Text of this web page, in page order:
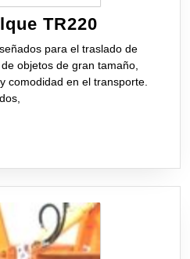
TR220
de
remolque
TR220
para el traslado de
objetos de gran tamaño,
comodidad en el transporte.